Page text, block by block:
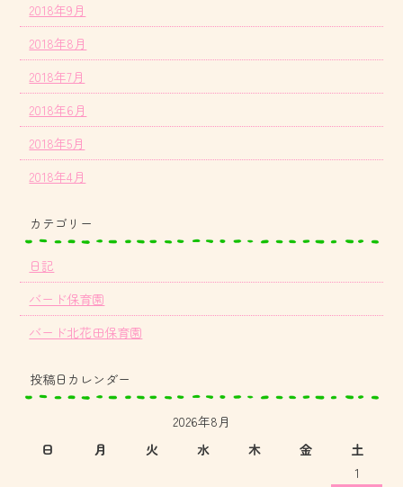
2018年9月
2018年8月
2018年7月
2018年6月
2018年5月
2018年4月
カテゴリー
日記
バード保育園
バード北花田保育園
投稿日カレンダー
2026年8月
日
月 火 水 木 金
土
1